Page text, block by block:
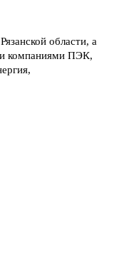
области, а
компаниями ПЭК,